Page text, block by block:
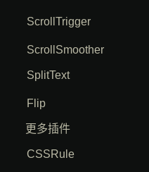
ScrollTrigger
ScrollSmoother
SplitText
Flip
更多插件
CSSRule